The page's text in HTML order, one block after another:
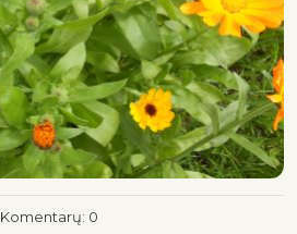
Komentarų: 0